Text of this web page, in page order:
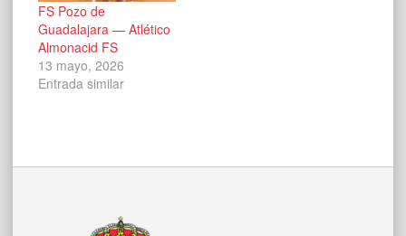
FS Pozo de
Guadalajara — Atlético
Almonacid FS
13 mayo, 2026
Entrada similar